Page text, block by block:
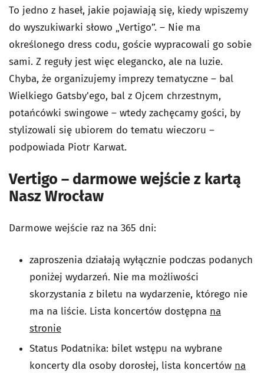
To jedno z haseł, jakie pojawiają się, kiedy wpiszemy
do wyszukiwarki słowo „Vertigo”. – Nie ma
określonego dress codu, goście wypracowali go sobie
sami. Z reguły jest więc elegancko, ale na luzie.
Chyba, że organizujemy imprezy tematyczne – bal
Wielkiego Gatsby'ego, bal z Ojcem chrzestnym,
potańcówki swingowe – wtedy zachęcamy gości, by
stylizowali się ubiorem do tematu wieczoru –
podpowiada Piotr Karwat.
Vertigo – darmowe wejście z kartą
Nasz Wrocław
Darmowe wejście raz na 365 dni:
zaproszenia działają wyłącznie podczas podanych
poniżej wydarzeń. Nie ma możliwości
skorzystania z biletu na wydarzenie, którego nie
ma na liście. Lista koncertów dostępna na
stronie
Status Podatnika: bilet wstępu na wybrane
koncerty dla osoby dorosłej, lista koncertów na